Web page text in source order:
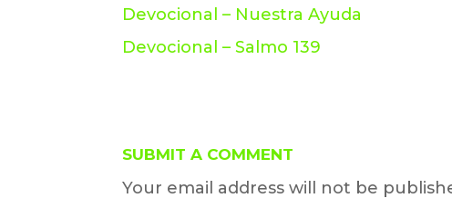
Devocional – Nuestra Ayuda
Devocional – Salmo 139
SUBMIT A COMMENT
Your email address will not be